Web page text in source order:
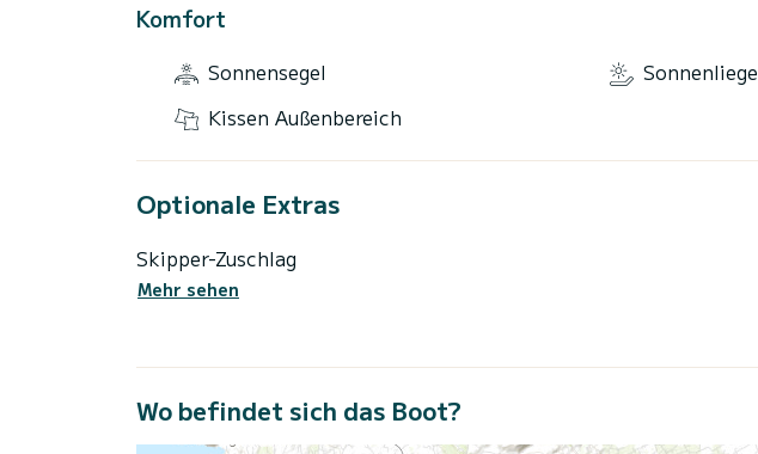
Komfort
Sonnensegel
Sonnenliege
Kissen Außenbereich
Optionale Extras
Skipper-Zuschlag
Mehr sehen
Wo befindet sich das Boot?